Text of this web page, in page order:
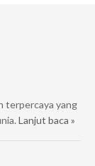
terpercaya yang
Lanjut baca »